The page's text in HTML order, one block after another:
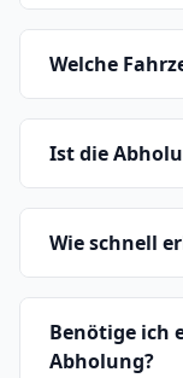
Welche
Ist die
Wie schnell
Benötige ich
Abholung?